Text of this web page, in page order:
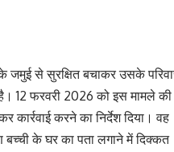
जमुई से सुरक्षित बचाकर उसके
12 फरवरी 2026 को इस मामले की
कार्रवाई करने का निर्देश दिया। वह
के घर का पता लगाने में दिक्कत